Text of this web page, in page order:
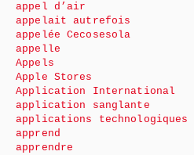
appel d’air
appelait autrefois
appelée Cecosesola
appelle
Appels
Apple Stores
Application International
application sanglante
applications technologiques
apprend
apprendre